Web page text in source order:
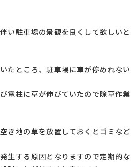
い駐車場の景観を良くして欲しいと
たところ、駐車場に車が停めれない
電柱に草が伸びていたので除草作業
き地の草を放置しておくとゴミなど
生する原因となりますので定期的な